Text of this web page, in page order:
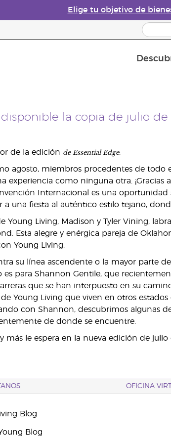
Elige tu objetivo de
disponible la copia de julio de
de la edición deEssential Edge:
agosto, miembros procedentes de todo
experiencia como ninguna otra. ¡Gracias
Internacional es una oportunidad
a una fiesta al auténtico estilo tejano,
Young Living, Madison y Tyler Vining,
Esta alegre y enérgica pareja de
Young Living.
su línea ascendente o la mayor parte
es para Shannon Gentile, que
que se han interpuesto en su
Young Living que viven en otros
con Shannon, descubrimos algunas
de donde se encuentre.
y más le espera en la nueva edición de julio
OFICINA
Blog
Blog